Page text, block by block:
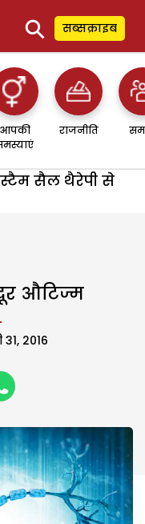
⚲ सब्सक्राइब
आपकी
राजनीति
स्टैम सैल थैरेपी से
औटिज्म
2016